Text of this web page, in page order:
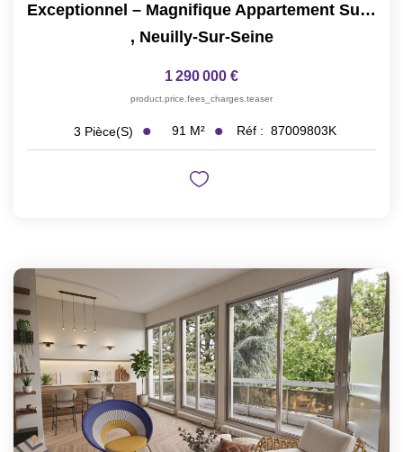
Exceptionnel – Magnifique Appartement Sur Le Boulevard...
, Neuilly-Sur-Seine
1 290 000 €
product.price.fees_charges.teaser
3 Pièce(s) 91 M² Réf : 87009803K